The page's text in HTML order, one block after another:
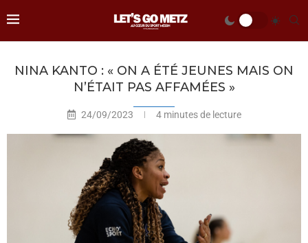
NINA KANTO : « ON A ÉTÉ JEUNES MAIS ON
N’ÉTAIT PAS AFFAMÉES »
24/09/2023 4 minutes de lecture